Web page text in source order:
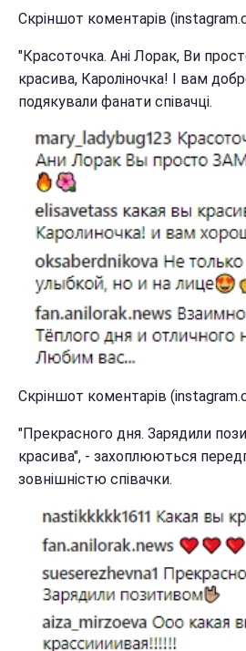
Скріншот коментарів
"Красоточка. Ані Лорак, Ви
красива, Кароліночка! І вам
подякували фанати співачці.
Скріншот коментарів
"Прекрасного дня. Зарядили
красива", - захоплюються
зовнішністю співачки.